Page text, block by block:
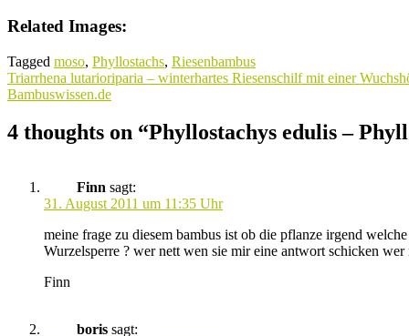
Related Images:
Tagged moso, Phyllostachs, Riesenbambus
Beitragsnavigation
Triarrhena lutarioriparia – winterhartes Riesenschilf mit einer
Bambuswissen.de
4 thoughts on “Phyllostachys edulis –
Finn sagt:
31. August 2011 um 11:35 Uhr
meine frage zu diesem bambus ist ob die pflanze irgend
Wurzelsperre ? wer nett wen sie mir eine antwort schicken
Finn
boris sagt: